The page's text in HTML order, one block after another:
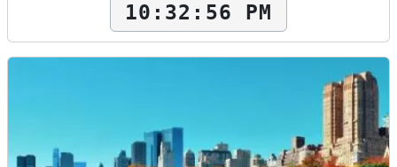
10:32:57 PM